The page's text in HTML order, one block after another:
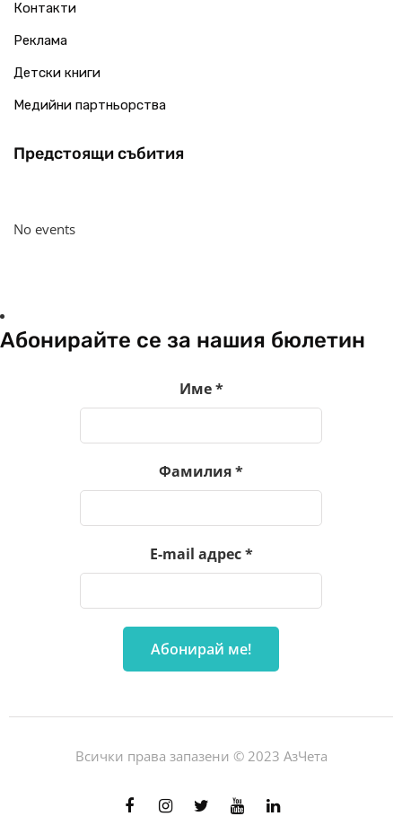
Контакти
Реклама
Детски книги
Медийни партньорства
Предстоящи събития
No events
Абонирайте се за нашия бюлетин
Име*
Фамилия*
E-mail адрес*
Всички права запазени © 2023 АзЧета